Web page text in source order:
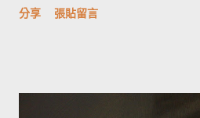
房知識！ ◆ 馬鈴薯有苦味正常嗎？
曝曬容易讓生物鹼含量增加，苦味也
分享 張貼留言